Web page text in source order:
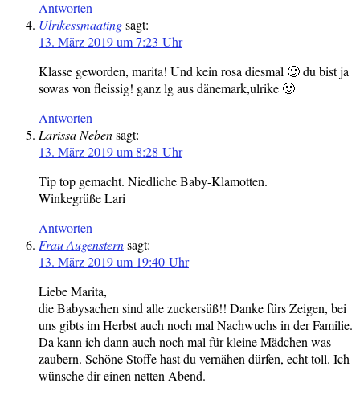
Antworten
Ulrikessmaatingsagt:
13. März 2019 um 7:23 Uhr
Klasse geworden, marita! Und kein rosa diesmal 🙂 du bist ja
sowas von fleissig! ganz lg aus dänemark,ulrike 🙂
Antworten
Larissa Nebensagt:
13. März 2019 um 8:28 Uhr
Tip top gemacht. Niedliche Baby-Klamotten.
Winkegrüße Lari
Antworten
Frau Augensternsagt:
13. März 2019 um 19:40 Uhr
Liebe Marita,
die Babysachen sind alle zuckersüß!! Danke fürs Zeigen, bei
uns gibts im Herbst auch noch mal Nachwuchs in der Familie.
Da kann ich dann auch noch mal für kleine Mädchen was
zaubern. Schöne Stoffe hast du vernähen dürfen, echt toll. Ich
wünsche dir einen netten Abend.